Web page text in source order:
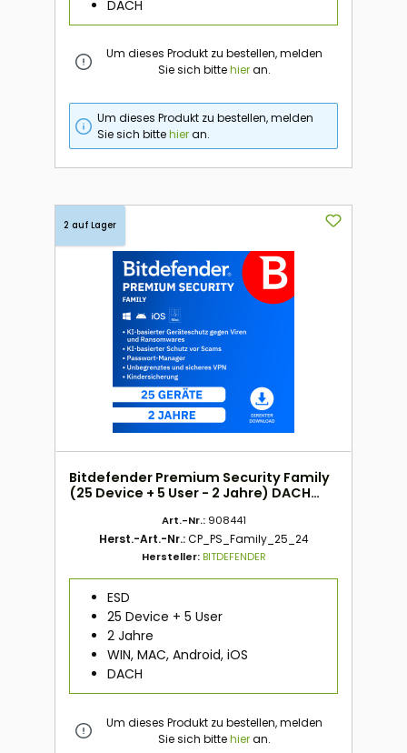
DACH
Um dieses Produkt zu bestellen, melden
Sie sich bittehieran.
Um dieses Produkt zu bestellen, melden
Sie sich bittehieran.
2 auf Lager
Bitdefender Premium Security Family
(25 Device + 5 User - 2 Jahre) DACH
Art.-Nr.: 908441
Herst.-Art.-Nr.:CP_PS_Family_25_24
Hersteller:BITDEFENDER
ESD
25 Device + 5 User
2 Jahre
WIN, MAC, Android, iOS
DACH
Um dieses Produkt zu bestellen, melden
Sie sich bittehieran.